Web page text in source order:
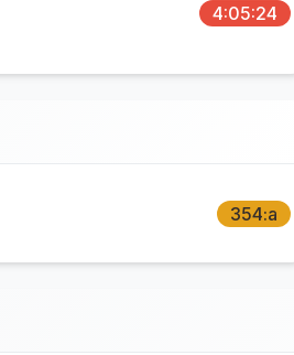
4:05:24
354:a